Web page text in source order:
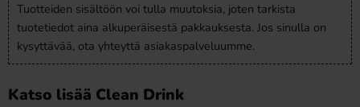
Tuotteiden sisältöön voi tulla muutoksia, joten tarkista
tuotetiedot aina alkuperäisestä pakkauksesta. Jos sinulla on
kysyttävää, ota yhteyttä asiakaspalveluumme.
Katso lisää Clean Drink